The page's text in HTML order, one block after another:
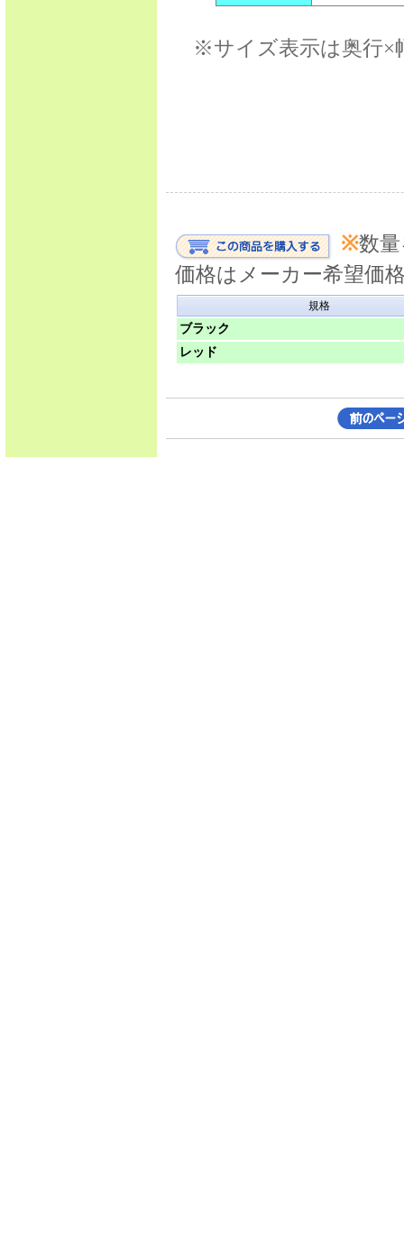
※サイズ表示は奥行×
※数
価格はメーカー希望価
規格
ブラック
レッド